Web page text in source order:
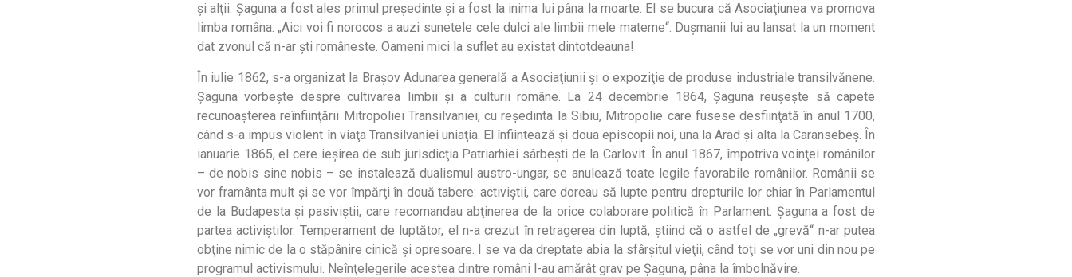
şi alţii. Şaguna a fost ales primul preşedinte şi a fost la inima lui pâna la moarte. El se bucura că Asociaţiunea va promova
limba româna: „Aici voi fi norocos a auzi sunetele cele dulci ale limbii mele materne“. Duşmanii lui au lansat la un moment
dat zvonul că n-ar şti româneste. Oameni mici la suflet au existat dintotdeauna!
În iulie 1862, s-a organizat la Braşov Adunarea generală a Asociaţiunii şi o expoziţie de produse industriale transilvănene.
Şaguna vorbeşte despre cultivarea limbii şi a culturii române. La 24 decembrie 1864, Şaguna reuşeşte să capete
recunoaşterea reînfiinţării Mitropoliei Transilvaniei, cu reşedinta la Sibiu, Mitropolie care fusese desfiinţată în anul 1700,
când s-a impus violent în viaţa Transilvaniei uniaţia. El înfiintează şi doua episcopii noi, una la Arad şi alta la Caransebeş. În
ianuarie 1865, el cere ieşirea de sub jurisdicţia Patriarhiei sârbeşti de la Carlovit. În anul 1867, împotriva voinţei românilor
– de nobis sine nobis – se instalează dualismul austro-ungar, se anulează toate legile favorabile românilor. Românii se
vor framânta mult şi se vor împărţi în două tabere: activiştii, care doreau să lupte pentru drepturile lor chiar în Parlamentul
de la Budapesta şi pasiviştii, care recomandau abţinerea de la orice colaborare politică în Parlament. Şaguna a fost de
partea activiştilor. Temperament de luptător, el n-a crezut în retragerea din luptă, ştiind că o astfel de „grevă“ n-ar putea
obţine nimic de la o stăpânire cinică şi opresoare. I se va da dreptate abia la sfârşitul vieţii, când toţi se vor uni din nou pe
programul activismului. Neînţelegerile acestea dintre români l-au amărât grav pe Şaguna, pâna la îmbolnăvire.